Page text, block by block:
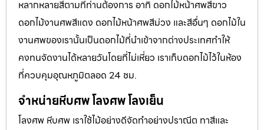
หลากหลายสีตามที่ท่านต้องการ อาทิ ดอกไม้หน้าศพสีขาว
ดอกไม้งานศพสีแดง ดอกไม้หน้าศพสีม่วง และสีอื่นๆ ดอกไม้ใน
งานศพของเรานั้นเป็นดอกไม้ที่นำเข้าจากต่างประเทศทำให้
คงทนจัดงานได้หลายวันโดยที่ไม่เหี่ยว เราเก็บดอกไม้ไว้ในห้อง
ที่ควบคุมอุณหภูมิตลอด 24 ชม.
จำหน่ายหีบศพ โลงศพ โลงเย็น
โลงศพ หีบศพ เราใช้ไม้อย่างดีจัดทำอย่างปราณีต ทาสีและ